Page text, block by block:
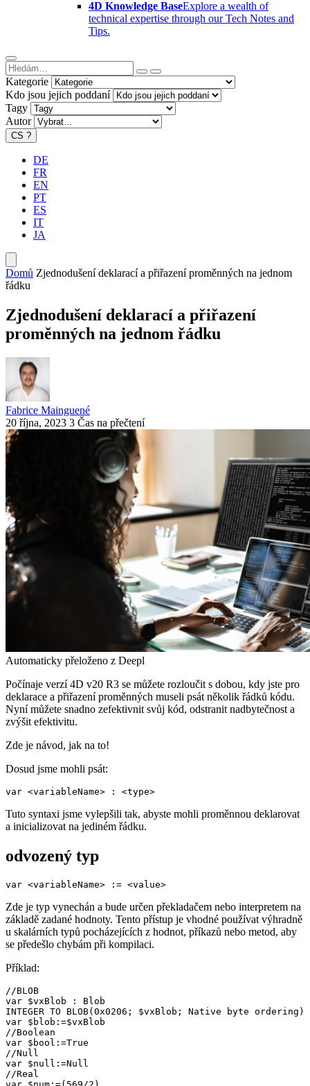
4D Knowledge BaseExplore a wealth of
technical expertise through our Tech Notes and
Tips.
Kategorie
Kdo jsou jejich poddaní
Tagy
Autor
CS ?
DE
FR
EN
PT
ES
IT
JA
Domů Zjednodušení deklarací a přiřazení proměnných na jednom
řádku
Zjednodušení deklarací a přiřazení
proměnných na jednom řádku
Fabrice Mainguené
20 října, 2023 3 Čas na přečtení
Automaticky přeloženo z Deepl
Počínaje verzí 4D v20 R3 se můžete rozloučit s dobou, kdy jste pro
deklarace a přiřazení proměnných museli psát několik řádků kódu.
Nyní můžete snadno zefektivnit svůj kód, odstranit nadbytečnost a
zvýšit efektivitu.
Zde je návod, jak na to!
Dosud jsme mohli psát:
var <variableName> : <type>
Tuto syntaxi jsme vylepšili tak, abyste mohli proměnnou deklarovat
a inicializovat na jediném řádku.
odvozený typ
var <variableName> := <value>
Zde je typ vynechán a bude určen překladačem nebo interpretem na
základě zadané hodnoty. Tento přístup je vhodné používat výhradně
u skalárních typů pocházejících z hodnot, příkazů nebo metod, aby
se předešlo chybám při kompilaci.
Příklad:
//BLOB
var $vxBlob : Blob
INTEGER TO BLOB(0x0206; $vxBlob; Native byte ordering)
var $blob:=$vxBlob
//Boolean
var $bool:=True
//Null
var $null:=Null
//Real